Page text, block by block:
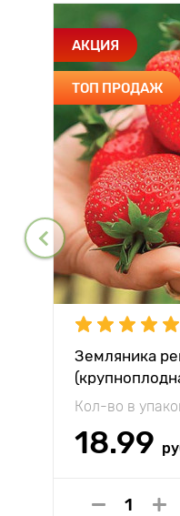
АКЦИЯ
ТОП ПРОДАЖ
Земляника
Кол-во в
18.99